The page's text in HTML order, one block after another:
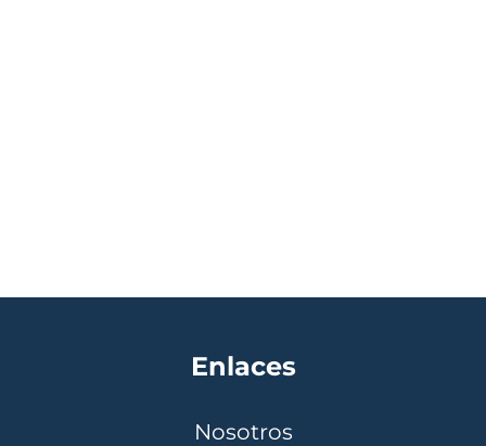
Enlaces
Nosotros